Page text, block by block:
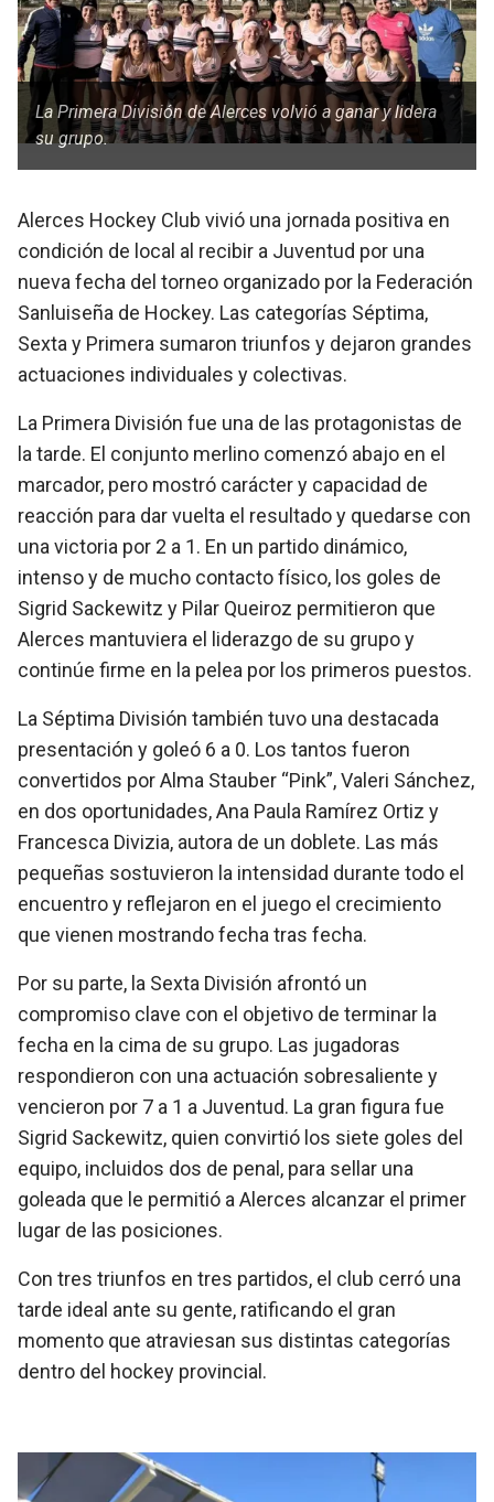
La Primera División de Alerces volvió a ganar y lidera
su grupo.
Alerces Hockey Club vivió una jornada positiva en
condición de local al recibir a Juventud por una
nueva fecha del torneo organizado por la Federación
Sanluiseña de Hockey. Las categorías Séptima,
Sexta y Primera sumaron triunfos y dejaron grandes
actuaciones individuales y colectivas.
La Primera División fue una de las protagonistas de
la tarde. El conjunto merlino comenzó abajo en el
marcador, pero mostró carácter y capacidad de
reacción para dar vuelta el resultado y quedarse con
una victoria por 2 a 1. En un partido dinámico,
intenso y de mucho contacto físico, los goles de
Sigrid Sackewitz y Pilar Queiroz permitieron que
Alerces mantuviera el liderazgo de su grupo y
continúe firme en la pelea por los primeros puestos.
La Séptima División también tuvo una destacada
presentación y goleó 6 a 0. Los tantos fueron
convertidos por Alma Stauber “Pink”, Valeri Sánchez,
en dos oportunidades, Ana Paula Ramírez Ortiz y
Francesca Divizia, autora de un doblete. Las más
pequeñas sostuvieron la intensidad durante todo el
encuentro y reflejaron en el juego el crecimiento
que vienen mostrando fecha tras fecha.
Por su parte, la Sexta División afrontó un
compromiso clave con el objetivo de terminar la
fecha en la cima de su grupo. Las jugadoras
respondieron con una actuación sobresaliente y
vencieron por 7 a 1 a Juventud. La gran figura fue
Sigrid Sackewitz, quien convirtió los siete goles del
equipo, incluidos dos de penal, para sellar una
goleada que le permitió a Alerces alcanzar el primer
lugar de las posiciones.
Con tres triunfos en tres partidos, el club cerró una
tarde ideal ante su gente, ratificando el gran
momento que atraviesan sus distintas categorías
dentro del hockey provincial.